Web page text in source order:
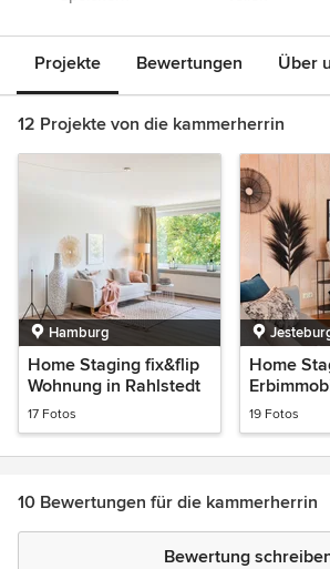
Projekte Bewertungen Über
12 Projekte von die kammerherrin
Hamburg
Home Staging fix&flip
Wohnung in Rahlstedt
17 Fotos
Home
Jesteburg
19 Fotos
10 Bewertungen für die kammerherrin
Bewertung